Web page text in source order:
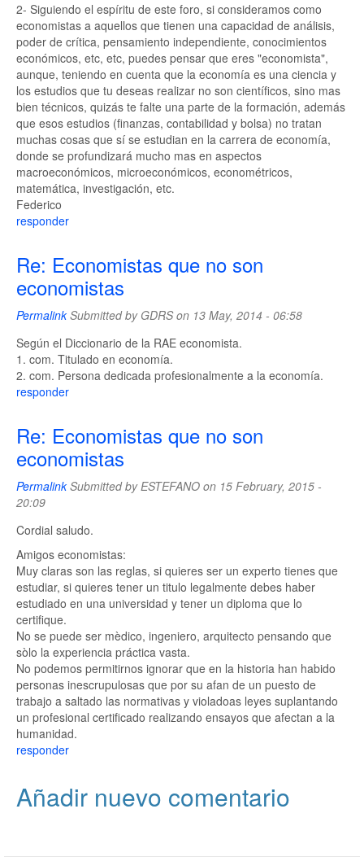
2- Siguiendo el espíritu de este foro, si consideramos como
economistas a aquellos que tienen una capacidad de análisis,
poder de crítica, pensamiento independiente, conocimientos
económicos, etc, etc, puedes pensar que eres "economista",
aunque, teniendo en cuenta que la economía es una ciencia y
los estudios que tu deseas realizar no son científicos, sino mas
bien técnicos, quizás te falte una parte de la formación, además
que esos estudios (finanzas, contabilidad y bolsa) no tratan
muchas cosas que sí se estudian en la carrera de economía,
donde se profundizará mucho mas en aspectos
macroeconómicos, microeconómicos, econométricos,
matemática, investigación, etc.
Federico
responder
Re: Economistas que no son
economistas
PermalinkSubmitted by GDRSon 13 May, 2014 - 06:58
Según el Diccionario de la RAE economista.
1. com. Titulado en economía.
2. com. Persona dedicada profesionalmente a la economía.
responder
Re: Economistas que no son
economistas
PermalinkSubmitted byESTEFANO on 15 February, 2015 -
20:09
Cordial saludo.
Amigos economistas:
Muy claras son las reglas, si quieres ser un experto tienes que
estudiar, si quieres tener un titulo legalmente debes haber
estudiado en una universidad y tener un diploma que lo
certifique.
No se puede ser mèdico, ingeniero, arquitecto pensando que
sòlo la experiencia práctica vasta.
No podemos permitirnos ignorar que en la historia han habido
personas inescrupulosas que por su afan de un puesto de
trabajo a saltado las normativas y violadoas leyes suplantando
un profesional certificado realizando ensayos que afectan a la
humanidad.
responder
Añadir nuevo comentario